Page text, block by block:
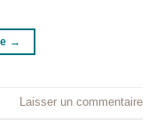
→
Laisser un commentaire